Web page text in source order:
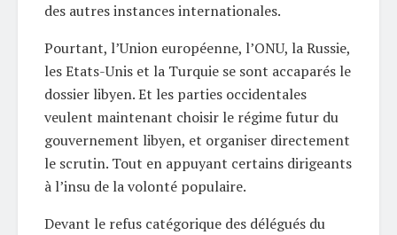
des autres instances internationales.
Pourtant, l’Union européenne, l’ONU, la Russie,
les Etats-Unis et la Turquie se sont accaparés le
dossier libyen. Et les parties occidentales
veulent maintenant choisir le régime futur du
gouvernement libyen, et organiser directement
le scrutin. Tout en appuyant certains dirigeants
à l’insu de la volonté populaire.
Devant le refus catégorique des délégués du